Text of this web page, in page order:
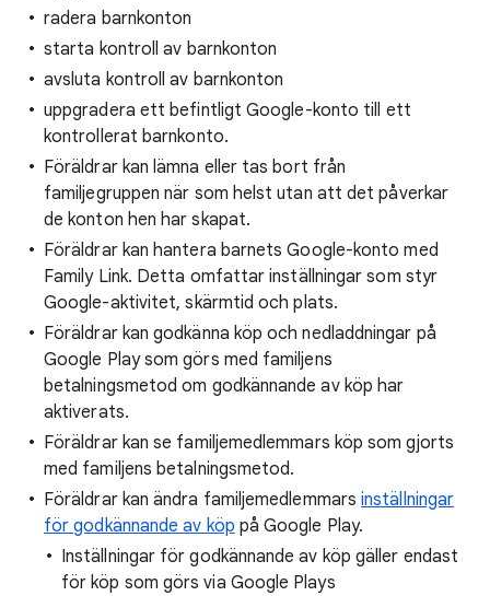
radera barnkonton
starta kontroll av barnkonton
avsluta kontroll av barnkonton
uppgradera ett befintligt Google-konto till ett
kontrollerat barnkonto.
Föräldrar kan lämna eller tas bort från
familjegruppen när som helst utan att det påverkar
de konton hen har skapat.
Föräldrar kan hantera barnets Google-konto med
Family Link. Detta omfattar inställningar som styr
Google-aktivitet, skärmtid och plats.
Föräldrar kan godkänna köp och nedladdningar på
Google Play som görs med familjens
betalningsmetod om godkännande av köp har
aktiverats.
Föräldrar kan se familjemedlemmars köp som gjorts
med familjens betalningsmetod.
Föräldrar kan ändra familjemedlemmarsinställningar
för godkännande av köp på Google Play.
Inställningar för godkännande av köp gäller endast
för köp som görs via Google Plays